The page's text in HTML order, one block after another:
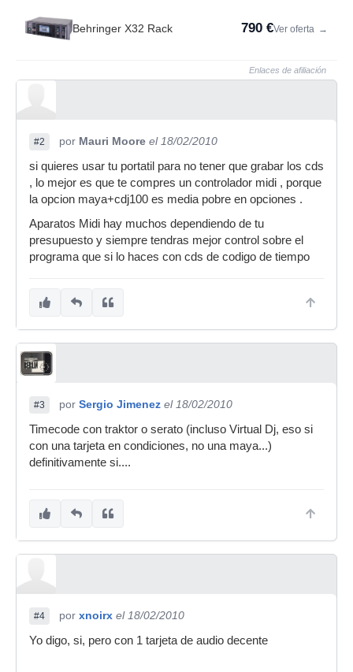
Behringer X32 Rack 790 €Ver oferta →
Enlaces de afiliación
#2 por Mauri Moore el 18/02/2010
si quieres usar tu portatil para no tener que grabar los cds
, lo mejor es que te compres un controlador midi , porque
la opcion maya+cdj100 es media pobre en opciones .
Aparatos Midi hay muchos dependiendo de tu
presupuesto y siempre tendras mejor control sobre el
programa que si lo haces con cds de codigo de tiempo
#3 por Sergio Jimenez el 18/02/2010
Timecode con traktor o serato (incluso Virtual Dj, eso si
con una tarjeta en condiciones, no una maya...)
definitivamente si....
#4 por xnoirx el 18/02/2010
Yo digo, si, pero con 1 tarjeta de audio decente